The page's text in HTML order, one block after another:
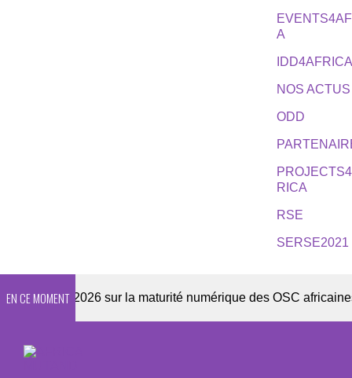
A
NOS ACTUS
ODD
RICA
RSE
SERSE2021
EN CE MOMENT2026 sur la maturité numérique des OSC africaines